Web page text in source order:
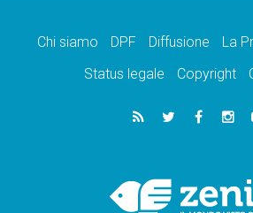
Chi siamo DPF Diffusione La
Status legale
Copyright